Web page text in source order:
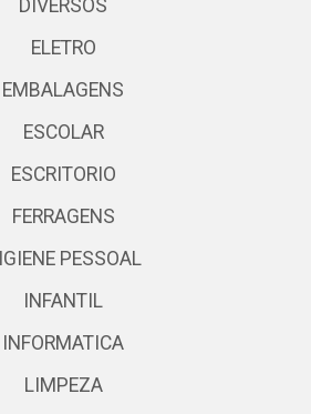
DIVERSOS
ELETRO
EMBALAGENS
ESCOLAR
ESCRITORIO
FERRAGENS
PESSOAL
INFANTIL
INFORMATICA
LIMPEZA